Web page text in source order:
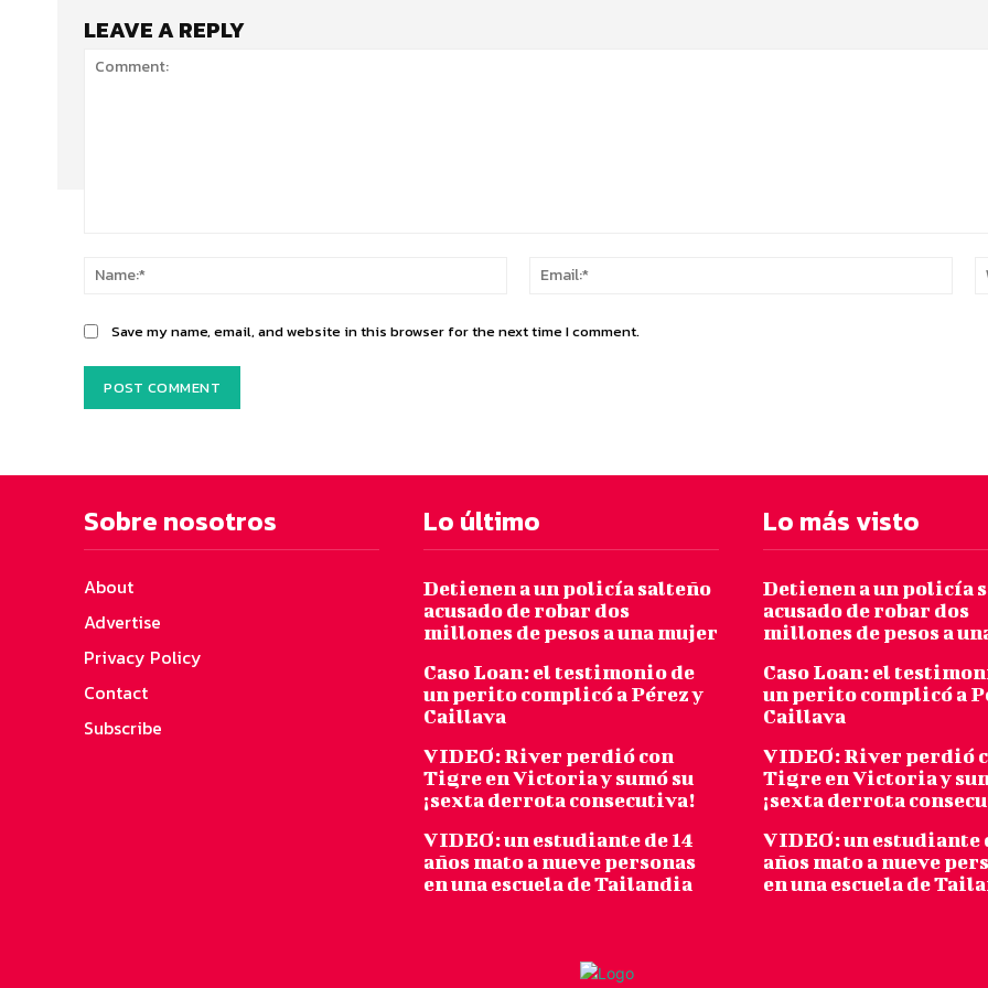
LEAVE A REPLY
Name:*
Save my name, email, and website in this browser for the next time I comment.
Sobre nosotros
About
Advertise
Privacy Policy
Contact
Subscribe
Lo último
Detienen a un policía salteño
acusado de robar dos
millones de pesos a una mujer
Caso Loan: el testimonio de
un perito complicó a Pérez y
Caillava
VIDEO: River perdió con
Tigre en Victoria y sumó su
¡sexta derrota consecutiva!
VIDEO: un estudiante de 14
años mato a nueve personas
en una escuela de Tailandia
Lo más visto
Detienen a un policía
acusado de robar dos
millones de pesos a
Caso Loan: el
un perito complicó a
Caillava
VIDEO: River perdió
Tigre en Victoria y
¡sexta derrota
VIDEO: un estudiante
años mato a nueve
en una escuela de